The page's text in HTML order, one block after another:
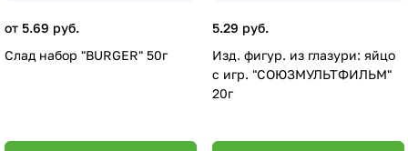
от 5.69 руб.
Слад набор "BURGER" 50г
5.29 руб.
Изд. фигур. из глазури: яйцо
с игр. "СОЮЗМУЛЬТФИЛЬМ"
20г